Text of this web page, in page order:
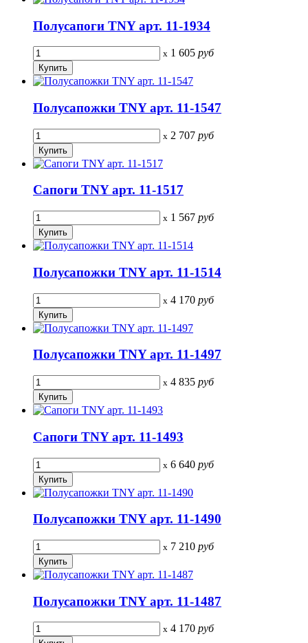
Полусапоги TNY арт. 11-1934
x 1 605 руб
Полусапожки TNY арт. 11-1547
x 2 707 руб
Сапоги TNY арт. 11-1517
x 1 567 руб
Полусапожки TNY арт. 11-1514
x 4 170 руб
Полусапожки TNY арт. 11-1497
x 4 835 руб
Сапоги TNY арт. 11-1493
x 6 640 руб
Полусапожки TNY арт. 11-1490
x 7 210 руб
Полусапожки TNY арт. 11-1487
x 4 170 руб